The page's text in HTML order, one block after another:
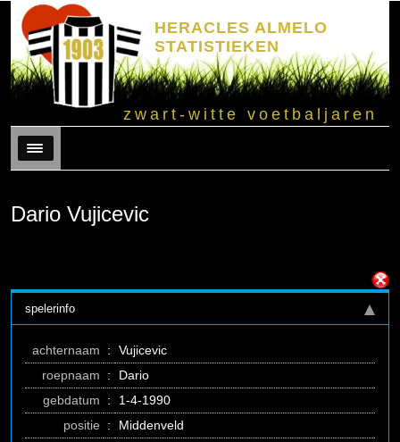
HERACLES ALMELO
STATISTIEKEN
zwart-witte voetbaljaren
Menu
Dario Vujicevic
spelerinfo
achternaam :
Vujicevic
roepnaam
:
Dario
gebdatum
:
1-4-1990
positie :
Middenveld